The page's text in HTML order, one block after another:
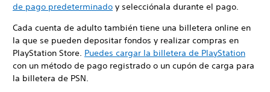
de pago predeterminado y selecciónala durante el pago.
Cada cuenta de adulto también tiene una billetera online en
la que se pueden depositar fondos y realizar compras en
PlayStation Store. Puedes cargar la billetera de PlayStation
con un método de pago registrado o un cupón de carga para
la billetera de PSN.